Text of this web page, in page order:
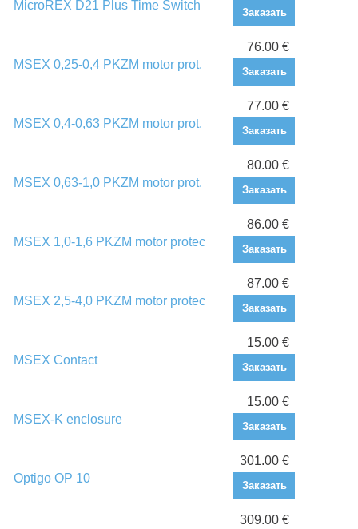
MicroREX D21 Plus Time Switch
Заказать
MSEX 0,25-0,4 PKZM motor prot.
76.00 €
Заказать
MSEX 0,4-0,63 PKZM motor prot.
77.00 €
Заказать
MSEX 0,63-1,0 PKZM motor prot.
80.00 €
Заказать
MSEX 1,0-1,6 PKZM motor protec
86.00 €
Заказать
MSEX 2,5-4,0 PKZM motor protec
87.00 €
Заказать
MSEX Contact
15.00 €
Заказать
MSEX-K enclosure
15.00 €
Заказать
Optigo OP 10
301.00 €
Заказать
309.00 €